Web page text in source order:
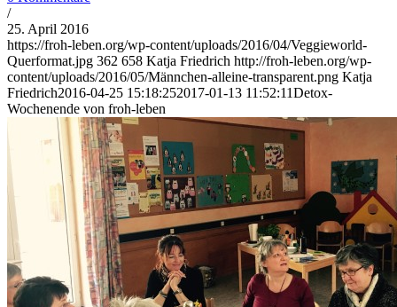
/
25. April 2016
https://froh-leben.org/wp-content/uploads/2016/04/Veggieworld-
Querformat.jpg 362 658 Katja Friedrich http://froh-leben.org/wp-
content/uploads/2016/05/Männchen-alleine-transparent.png Katja
Friedrich2016-04-25 15:18:252017-01-13 11:52:11Detox-
Wochenende von froh-leben